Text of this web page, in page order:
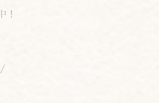
！